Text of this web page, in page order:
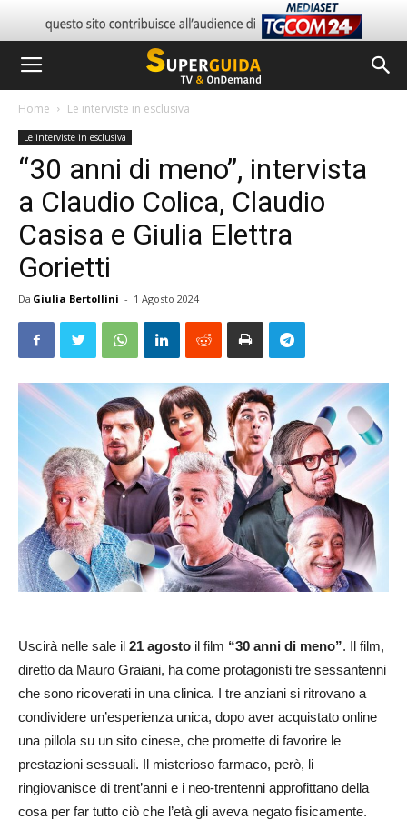
Home Le interviste in esclusiva
Le interviste in esclusiva
“30 anni di meno”, intervista
a Claudio Colica, Claudio
Casisa e Giulia Elettra
Gorietti
Da Giulia Bertollini - 1 Agosto 2024
Uscirà nelle sale il 21 agosto il film “30 anni di meno”. Il film,
diretto da Mauro Graiani, ha come protagonisti tre sessantenni
che sono ricoverati in una clinica. I tre anziani si ritrovano a
condividere un’esperienza unica, dopo aver acquistato online
una pillola su un sito cinese, che promette di favorire le
prestazioni sessuali. Il misterioso farmaco, però, li
ringiovanisce di trent’anni e i neo-trentenni approfittano della
cosa per far tutto ciò che l’età gli aveva negato fisicamente.